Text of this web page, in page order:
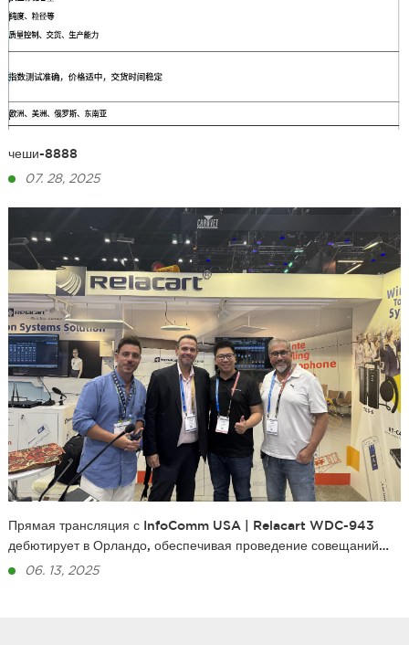
чеши-8888
07. 28, 2025
Прямая трансляция с InfoComm USA | Relacart WDC-943
дебютирует в Орландо, обеспечивая проведение совещаний
без сбоев
06. 13, 2025